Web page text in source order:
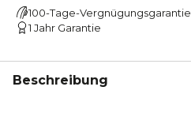
100-Tage-Vergnügungsgarantie
1 Jahr Garantie
Beschreibung